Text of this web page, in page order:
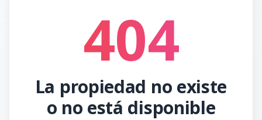
404
La propiedad no existe
o no está disponible